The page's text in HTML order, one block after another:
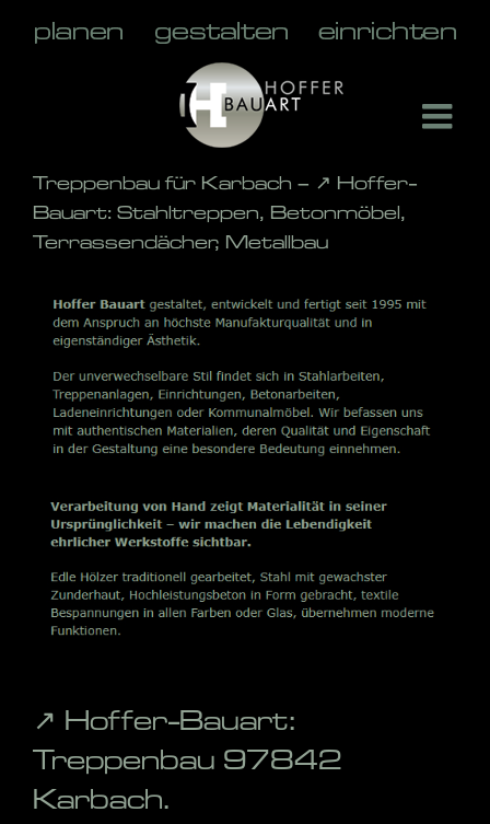
Treppenbau für Karbach – ↗️ Hoffer-
Bauart: Stahltreppen, Betonmöbel,
Terrassendächer, Metallbau
↗️ Hoffer-Bauart:
Treppenbau 97842
Karbach.